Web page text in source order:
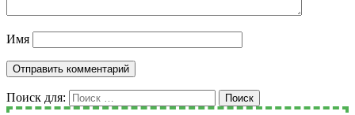
Имя
Поиск для: Поиск